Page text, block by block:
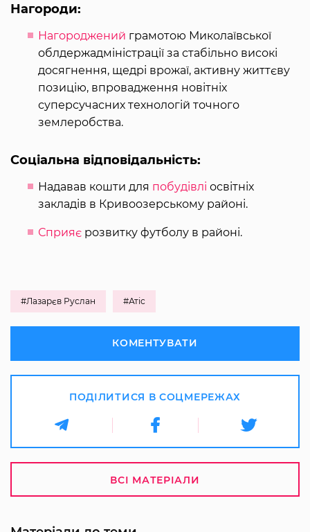
Нагороди:
Нагороджений грамотою Миколаївської
облдержадміністрації за стабільно високі
досягнення, щедрі врожаї, активну життєву
позицію, впровадження новітніх
суперсучасних технологій точного
землеробства.
Соціальна відповідальність:
Надавав кошти для побудівлі освітніх
закладів в Кривоозерському районі.
Сприяє розвитку футболу в районі.
#Лазарєв Руслан #Атіс
КОМЕНТУВАТИ
ПОДІЛИТИСЯ В СОЦМЕРЕЖАХ
ВСІ МАТЕРІАЛИ